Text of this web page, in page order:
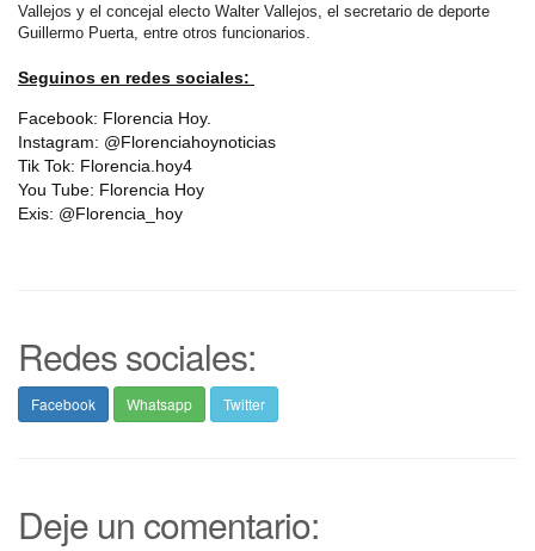
Vallejos y el concejal electo Walter Vallejos, el secretario de deporte
Guillermo Puerta, entre otros funcionarios.
Seguinos en redes sociales:
Facebook: Florencia Hoy.
Instagram: @Florenciahoynoticias
Tik Tok: Florencia.hoy4
You Tube: Florencia Hoy
Exis: @Florencia_hoy
Redes sociales:
Facebook Whatsapp Twitter
Deje un comentario: